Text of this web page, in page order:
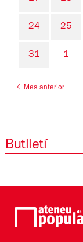
24 25
31 1
Mes anterior
Butlletí